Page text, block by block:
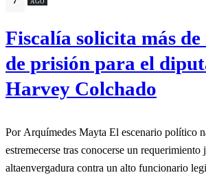
AGO
Fiscalía solicita más de
de prisión para el
Harvey Colchado
Por Arquímedes Mayta El escenario político nacional vuelve a
estremecerse tras conocerse un requerimiento
altaenvergadura contra un alto funcionario